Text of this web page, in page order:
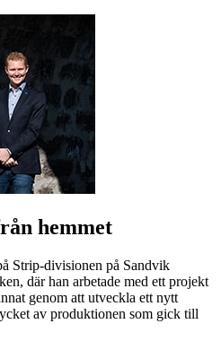
hemmet
Strip-divisionen på Sandvik
där han arbetade med ett projekt
genom att utveckla ett nytt
av produktionen som gick till